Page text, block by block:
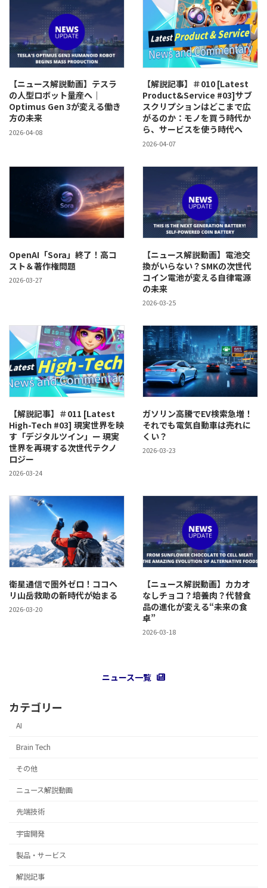
【ニュース解説動画】テスラ
の人型ロボット量産へ｜
Optimus Gen 3が変える働き
方の未来
2026-04-08
【解説記事】＃010 [Latest
Product&Service #03]サブ
スクリプションはどこまで広
がるのか：モノを買う時代か
ら、サービスを使う時代へ
2026-04-07
OpenAI「Sora」終了！高コ
スト＆著作権問題
2026-03-27
【ニュース解説動画】電池交
換がいらない？SMKの次世代
コイン電池が変える自律電源
の未来
2026-03-25
【解説記事】＃011 [Latest
High-Tech #03] 現実世界を映
す「デジタルツイン」ー 現実
世界を再現する次世代テクノ
ロジー
2026-03-24
ガソリン高騰でEV検索急増！
それでも電気自動車は売れに
くい？
2026-03-23
衛星通信で圏外ゼロ！ココヘ
リ山岳救助の新時代が始まる
2026-03-20
【ニュース解説動画】カカオ
なしチョコ？培養肉？代替食
品の進化が変える“未来の食
卓”
2026-03-18
ニュース一覧
カテゴリー
AI
Brain Tech
その他
ニュース解説動画
先端技術
宇宙開発
製品・サービス
解説記事